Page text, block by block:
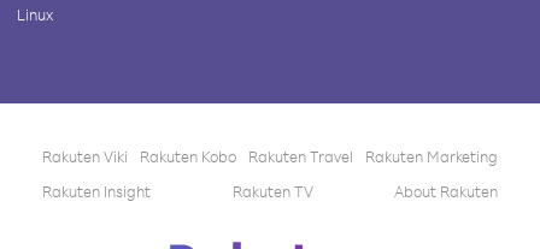
Linux
Rakuten Viki Rakuten Kobo Rakuten Travel
Rakuten Marketing
Rakuten Insight
Rakuten TV About Rakuten